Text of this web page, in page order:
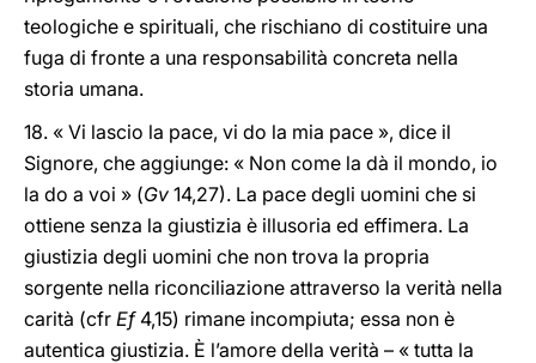
teologiche e spirituali, che rischiano di costituire una
fuga di fronte a una responsabilità concreta nella
storia umana.
18. « Vi lascio la pace, vi do la mia pace », dice il
Signore, che aggiunge: « Non come la dà il mondo, io
la do a voi » (Gv 14,27). La pace degli uomini che si
ottiene senza la giustizia è illusoria ed effimera. La
giustizia degli uomini che non trova la propria
sorgente nella riconciliazione attraverso la verità nella
carità (cfr Ef4,15) rimane incompiuta; essa non è
autentica giustizia. È l’amore della verità – « tutta la